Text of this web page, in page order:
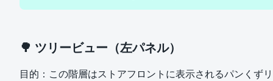
🌳 ツリービュー（左パネル）
目的：この階層はストアフロントに表示されるパンくず